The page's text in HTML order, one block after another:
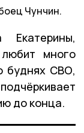
Чунчин.
много
буднях СВО,
до конца.